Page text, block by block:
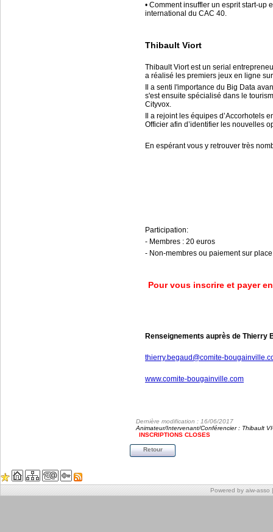
• Comment insuffler un esprit start-up
international du CAC 40.
Thibault Viort
Thibault Viort est un serial
a réalisé les premiers jeux en ligne
Il a senti l'importance du Big Data
s'est ensuite spécialisé dans le
Cityvox.
Il a rejoint les équipes d’Accorhotels
Officier afin d’identifier les nouvelles
En espérant vous y retrouver très
Participation:
- Membres : 20 euros
- Non-membres ou paiement sur
Pour vous inscrire et payer
Renseignements auprès de Thierry
thierry.begaud@comite-
www.comite-bougainville.com
Dernière modification : 16/06/2017
Animateur/Intervenant/Conférencier : Thibault
INSCRIPTIONS CLOSES
Retour
Powered by aiw-asso